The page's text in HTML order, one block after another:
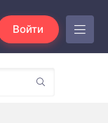
Войти